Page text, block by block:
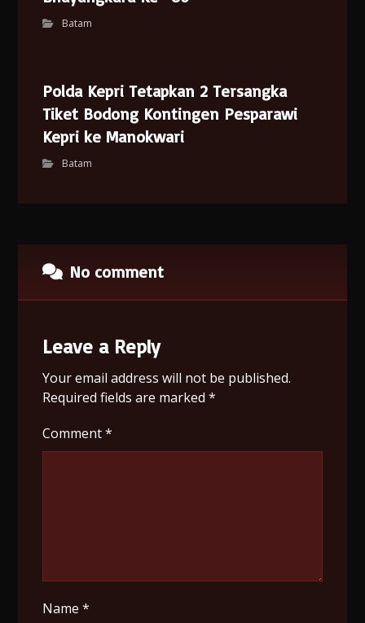
Batam
Polda Kepri Tetapkan 2 Tersangka
Tiket Bodong Kontingen Pesparawi
Kepri ke Manokwari
Batam
No comment
Leave a Reply
Your email address will not be published.
Required fields are marked*
Comment*
Name*